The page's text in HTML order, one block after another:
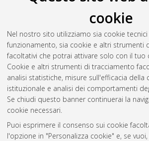
cookie
Nel nostro sito utilizziamo sia cookie
funzionamento, sia cookie e altri strumenti
facoltativi che potrai attivare solo con il tuo
Cookie e altri strumenti di tracciamento
analisi statistiche, misure sull'efficacia della
istituzionale e analisi dei comportamenti
Se chiudi questo banner continuerai la
cookie necessari.
Puoi esprimere il consenso sui cookie
l'opzione in "Personalizza cookie" e, se
2011(1)
2009(3)
2008 (3)
2007(1)
2002(1)
Atom
Rss 1.0